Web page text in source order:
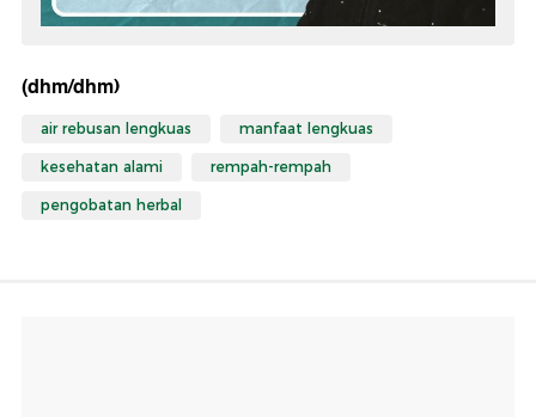
(dhm/dhm)
air rebusan lengkuas manfaat lengkuas
kesehatan alami rempah-rempah
pengobatan herbal